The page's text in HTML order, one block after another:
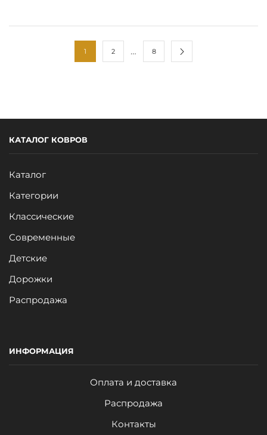
1 2 … 8
КАТАЛОГ КОВРОВ
Каталог
Категории
Классические
Современные
Детские
Дорожки
Распродажа
ИНФОРМАЦИЯ
Оплата и доставка
Распродажа
Контакты